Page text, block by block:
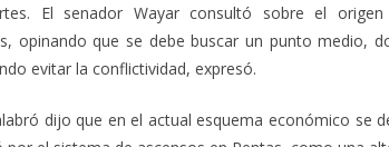
El senador Wayar consultó sobre el
opinando que se debe buscar un punto medio,
evitar la conflictividad, expresó.
dijo que en el actual esquema económico se